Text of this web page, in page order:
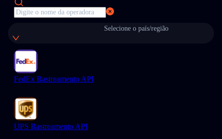
Selecione o país/região
FedEx Rastreamento API
UPS Rastreamento API